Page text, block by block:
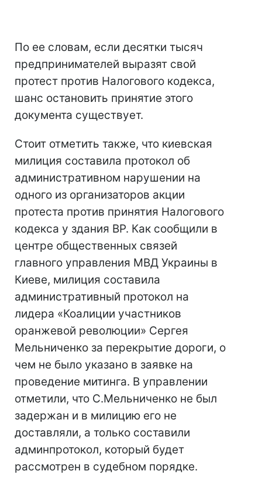
По ее словам, если десятки тысяч
предпринимателей выразят свой
протест против Налогового кодекса,
шанс остановить принятие этого
документа существует.
Стоит отметить также, что киевская
милиция составила протокол об
административном нарушении на
одного из организаторов акции
протеста против принятия Налогового
кодекса у здания ВР. Как сообщили в
центре общественных связей
главного управления МВД Украины в
Киеве, милиция составила
административный протокол на
лидера «Коалиции участников
оранжевой революции» Сергея
Мельниченко за перекрытие дороги, о
чем не было указано в заявке на
проведение митинга. В управлении
отметили, что С.Мельниченко не был
задержан и в милицию его не
доставляли, а только составили
админпротокол, который будет
рассмотрен в судебном порядке.